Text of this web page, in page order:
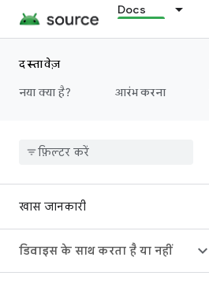
Docs
दस्तावेज़
नया क्या है?
आरंभ करना
खास जानकारी
डिवाइस के साथ करता है या नहीं